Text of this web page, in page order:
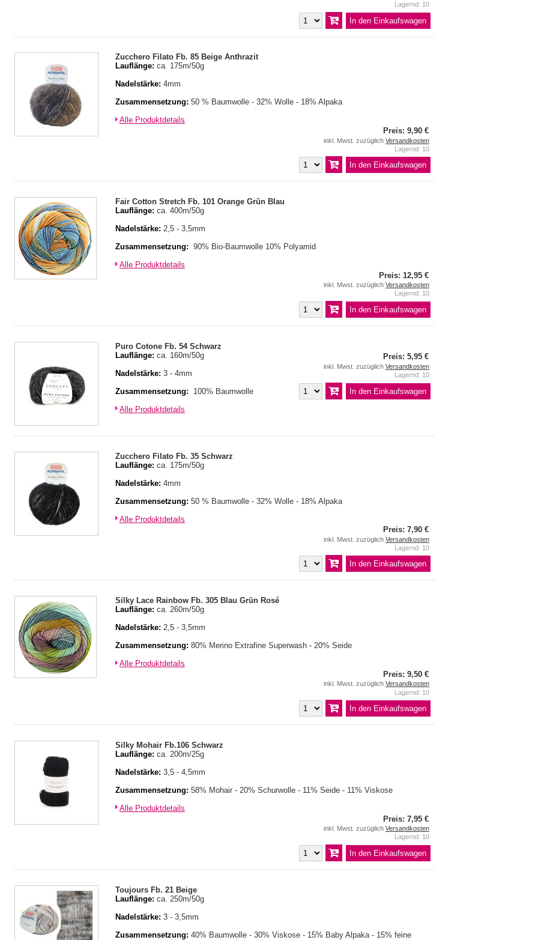
Lagernd: 10
Zucchero Filato Fb. 85 Beige Anthrazit
Lauflänge: ca. 175m/50g
Nadelstärke: 4mm
Zusammensetzung: 50 % Baumwolle - 32% Wolle - 18% Alpaka
Alle Produktdetails
Preis: 9,90 €
inkl. Mwst. zuzüglich Versandkosten
Lagernd: 10
Fair Cotton Stretch Fb. 101 Orange Grün Blau
Lauflänge: ca. 400m/50g
Nadelstärke: 2,5 - 3,5mm
Zusammensetzung: 90% Bio-Baumwolle 10% Polyamid
Alle Produktdetails
Preis: 12,95 €
inkl. Mwst. zuzüglich Versandkosten
Lagernd: 10
Puro Cotone Fb. 54 Schwarz
Lauflänge: ca. 160m/50g
Nadelstärke: 3 - 4mm
Zusammensetzung:
100% Baumwolle
Alle Produktdetails
Preis: 5,95 €
inkl. Mwst. zuzüglich Versandkosten
Lagernd: 10
Zucchero Filato Fb. 35 Schwarz
Lauflänge: ca. 175m/50g
Nadelstärke: 4mm
Zusammensetzung: 50 % Baumwolle - 32% Wolle - 18% Alpaka
Alle Produktdetails
Preis: 7,90 €
inkl. Mwst. zuzüglich Versandkosten
Lagernd: 10
Silky Lace Rainbow Fb. 305 Blau Grün Rosé
Lauflänge: ca. 260m/50g
Nadelstärke: 2,5 - 3,5mm
Zusammensetzung: 80% Merino Extrafine Superwash - 20% Seide
Alle Produktdetails
Preis: 9,50 €
inkl. Mwst. zuzüglich Versandkosten
Lagernd: 10
Silky Mohair Fb.106 Schwarz
Lauflänge: ca. 200m/25g
Nadelstärke: 3,5 - 4,5mm
Zusammensetzung: 58% Mohair - 20% Schurwolle - 11% Seide - 11% Viskose
Alle Produktdetails
Preis: 7,95 €
inkl. Mwst. zuzüglich Versandkosten
Lagernd: 10
Toujours Fb. 21 Beige
Lauflänge: ca. 250m/50g
Nadelstärke: 3 - 3,5mm
Zusammensetzung: 40% Baumwolle - 30% Viskose - 15% Baby Alpaka - 15% feine